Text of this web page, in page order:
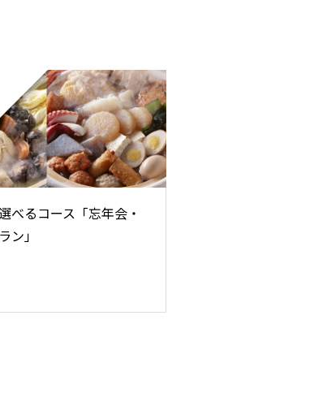
べるコース「忘年会・
ン」